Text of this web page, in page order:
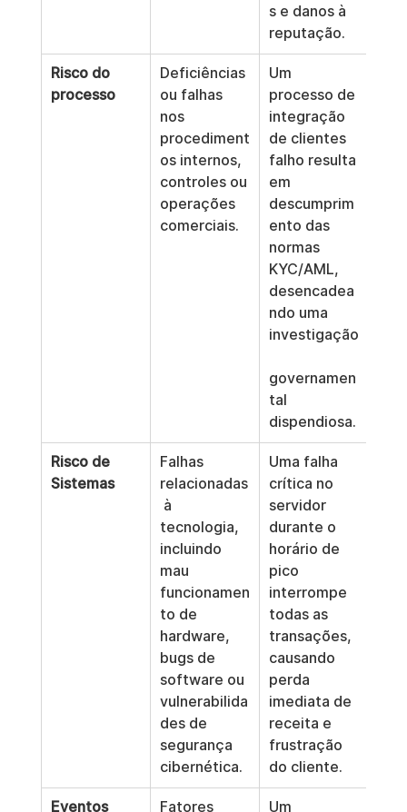
s e danos à
reputação.
Risco do
processo
Deficiências
ou falhas
nos
procediment
os internos,
controles ou
operações
comerciais.
Um
processo de
integração
de clientes
falho resulta
em
descumprim
ento das
normas
KYC/AML,
desencadea
ndo uma
investigação
governamen
tal
dispendiosa.
Risco de
Sistemas
Falhas
relacionadas
à
tecnologia,
incluindo
mau
funcionamen
to de
hardware,
bugs de
software ou
vulnerabilida
des de
segurança
cibernética.
Uma falha
crítica no
servidor
durante o
horário de
pico
interrompe
todas as
transações,
causando
perda
imediata de
receita e
frustração
do cliente.
Eventos Fatores Um